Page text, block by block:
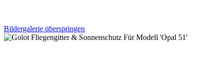
Bildergalerie überspringen